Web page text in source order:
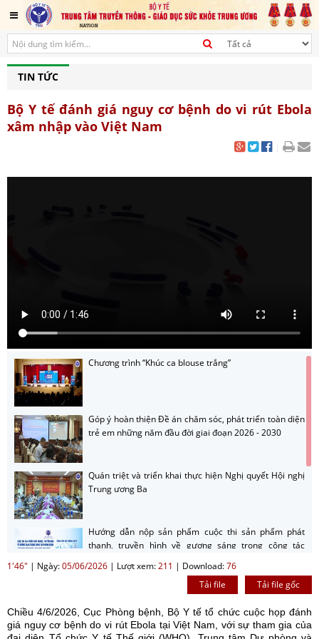
TIN TỨC
Bộ Y tế đánh giá nguy cơ bệnh do vi rút Ebola
xâm nhập vào Việt Nam
Chương trình “Khúc ca blouse trắng”
Góp ý hoàn thiện Đề án chăm sóc, phát triển toàn diện
trẻ em những năm đầu đời giai đoạn 2026 - 2030
Quán triệt và triển khai thực hiện Nghị quyết Hội nghị
Trung ương Ba
Hướng dẫn nộp sản phẩm cuộc thi sản phẩm phát
thanh, truyền hình về gương sáng trong công tác
Giới thiệu cuộc thi sản phẩm phát thanh, truyền hình
1'46" | Ngày:05/06/2026 | Lượt xem:211 | Download:76
Tải file gốc
Tải file
Chiều 4/6/2026, Cục Phòng bệnh, Bộ Y tế tổ chức cuộc họp đánh
giá nguy cơ bệnh do vi rút Ebola tại Việt Nam, với sự tham gia của